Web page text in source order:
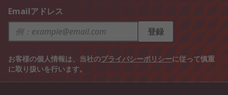
Emailアドレス
登録
お客様の個人情報は、当社のプライバシーポリシーに従って慎重
に取り扱いを行います。